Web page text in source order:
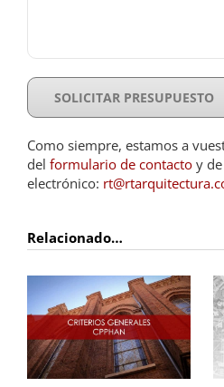
Como siempre, estamos a
del formulario de contactoy de
electrónico:
Relacionado…